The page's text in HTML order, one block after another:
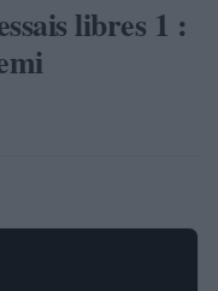
libres 1 :